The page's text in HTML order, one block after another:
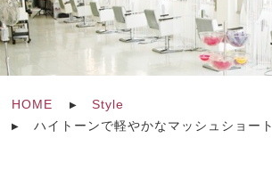
HOME
Style
ハイトーンで軽やかなマッシュショート